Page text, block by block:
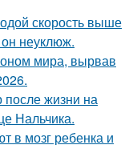
скорость выше
неуклюж.
мира, вырвав
жизни на
Нальчика.
в мозг ребенка и